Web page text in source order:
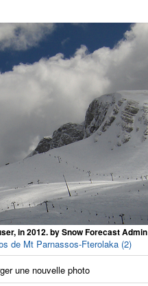
in 2012. by Snow Forecast Admin
de Mt Parnassos-Fterolaka (2)
une nouvelle photo